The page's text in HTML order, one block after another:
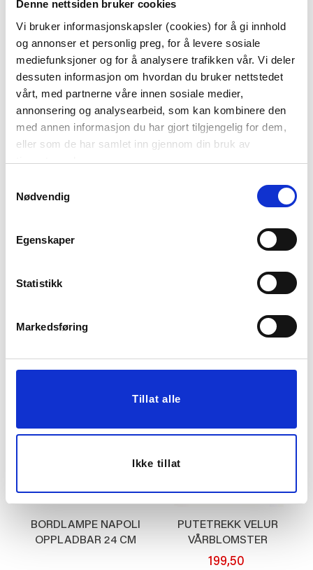
Denne nettsiden bruker cookies
Vi bruker informasjonskapsler (cookies) for å gi innhold
og annonser et personlig preg, for å levere sosiale
mediefunksjoner og for å analysere trafikken vår. Vi deler
dessuten informasjon om hvordan du bruker nettstedet
vårt, med partnerne våre innen sosiale medier,
annonsering og analysearbeid, som kan kombinere den
med annen informasjon du har gjort tilgjengelig for dem,
eller som de har samlet inn gjennom din bruk av
tjenestene deres.
Nødvendig
Egenskaper
Statistikk
Markedsføring
Tillat alle
Ikke tillat
Dybde:
48 cm
Last ned bilde
Passer med
50%
BORDLAMPE NAPOLI
OPPLADBAR 24 CM
PUTETREKK VELUR
VÅRBLOMSTER
48X48CM
199,50